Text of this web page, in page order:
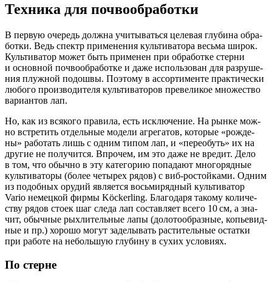
Техника для почвообработки
В первую оче­редь долж­на учи­ты­вать­ся целе­вая глу­би­на обра­
бот­ки. Ведь спектр при­ме­не­ния куль­ти­ва­то­ра весь­ма широк.
Куль­ти­ва­тор может быть при­ме­нен при обра­бот­ке стер­ни
и основ­ной поч­во­об­ра­бот­ке и даже исполь­зо­ван для раз­ру­ше­
ния плуж­ной подош­вы. Поэто­му в ассор­ти­мен­те прак­ти­че­ски
любо­го про­из­во­ди­те­ля куль­ти­ва­то­ров пре­ве­ли­кое мно­же­ство
вари­ан­тов лап.
Но, как из вся­ко­го пра­ви­ла, есть исклю­че­ние. На рын­ке мож­
но встре­тить отдель­ные моде­ли агре­га­тов, кото­рые «рож­де­
ны» рабо­тать лишь с одним типом лап, и «пере­обуть» их на
дру­гие не полу­чит­ся. Впро­чем, им это даже не вре­дит. Дело
в том, что обыч­но в эту кате­го­рию попа­да­ют мно­го­ряд­ные
куль­ти­ва­то­ры (более четы­рех рядов) с виб-ростой­ка­ми. Одним
из подоб­ных ору­дий явля­ет­ся вось­ми­ряд­ный куль­ти­ва­тор
Vario немец­кой фир­мы Köckerling. Бла­го­да­ря тако­му коли­че­
ству рядов сто­ек шаг сле­да лап состав­ля­ет все­го 10 см, а зна­
чит, обыч­ные рых­ли­тель­ные лапы (доло­то­об­раз­ные, копье­вид­
ные и пр.) хоро­шо могут заде­лы­вать рас­ти­тель­ные остат­ки
при рабо­те на неболь­шую глу­би­ну в сухих условиях.
По стерне